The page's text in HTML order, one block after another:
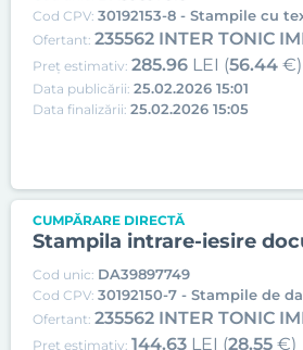
Cod CPV: 30192153-8 - Stampile cu
Ofertant: 235562 INTER TONIC
Preț estimativ: 285.96 LEI (56.44 €)
Data publicării: 25.02.2026 15:01
Data finalizării: 25.02.2026 15:05
CUMPĂRARE DIRECTĂ
Stampila intrare-iesire
Cod unic: DA39897749
Cod CPV: 30192150-7 - Stampile de
Ofertant: 235562 INTER TONIC
Preț estimativ: 144.63 LEI (28.55 €)